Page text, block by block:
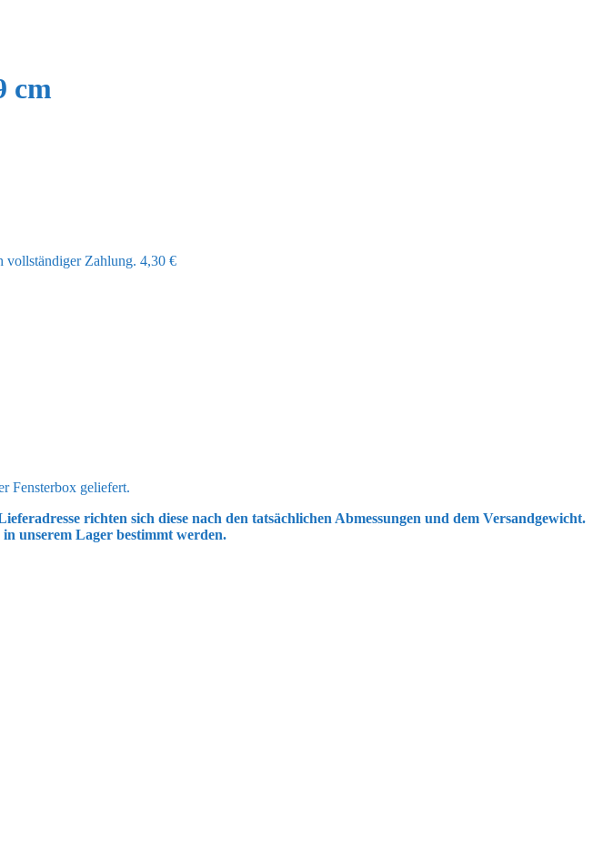
cm
vollständiger Zahlung. 4,30 €
Fensterbox geliefert.
richten sich diese nach den tatsächlichen Abmessungen und dem Versandgewicht.
unserem Lager bestimmt werden.